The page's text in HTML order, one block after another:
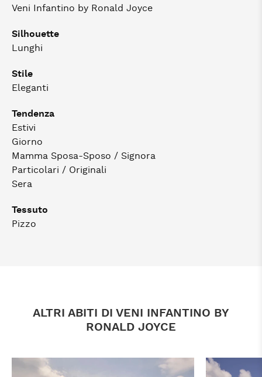
Veni Infantino by Ronald Joyce
Silhouette
Lunghi
Stile
Eleganti
Tendenza
Estivi
Giorno
Mamma Sposa-Sposo / Signora
Particolari / Originali
Sera
Tessuto
Pizzo
ALTRI ABITI DI VENI INFANTINO BY
RONALD JOYCE